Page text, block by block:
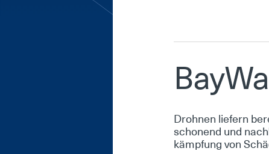
Droh­nen lie­fern
scho­nend und
kämp­fung von